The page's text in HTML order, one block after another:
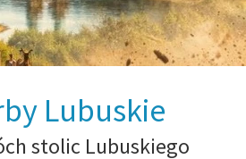
Lubuskie
stolic Lubuskiego